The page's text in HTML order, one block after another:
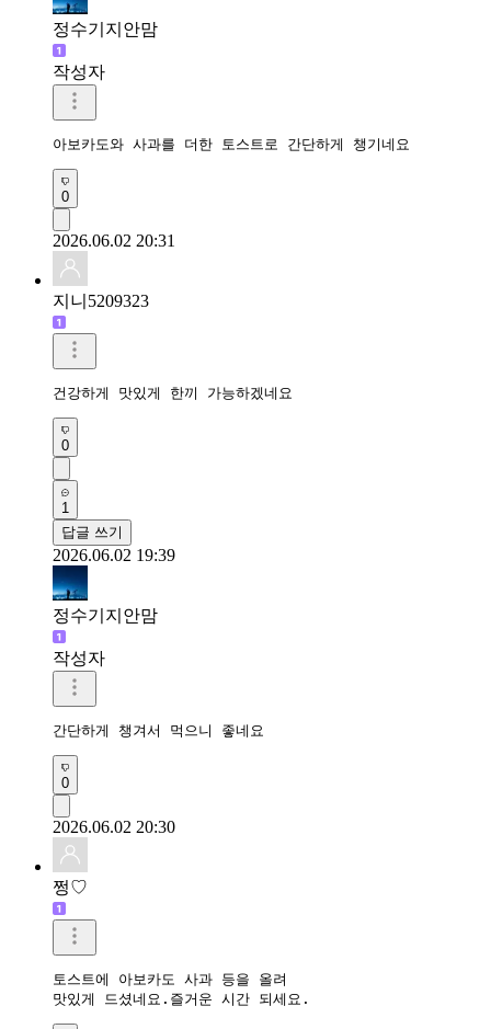
정수기지안맘
작성자
아보카도와 사과를 더한 토스트로 간단하게 챙기네요
0
2026.06.02 20:31
지니5209323
건강하게 맛있게 한끼 가능하겠네요
0
1
답글 쓰기
2026.06.02 19:39
정수기지안맘
작성자
간단하게 챙겨서 먹으니 좋네요
0
2026.06.02 20:30
쩡♡
토스트에 아보카도 사과 등을 올려
맛있게 드셨네요.즐거운 시간 되세요.